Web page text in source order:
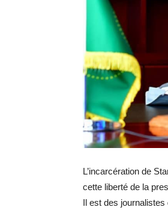
L’incarcération de
cette liberté de la
Il est des journalistes